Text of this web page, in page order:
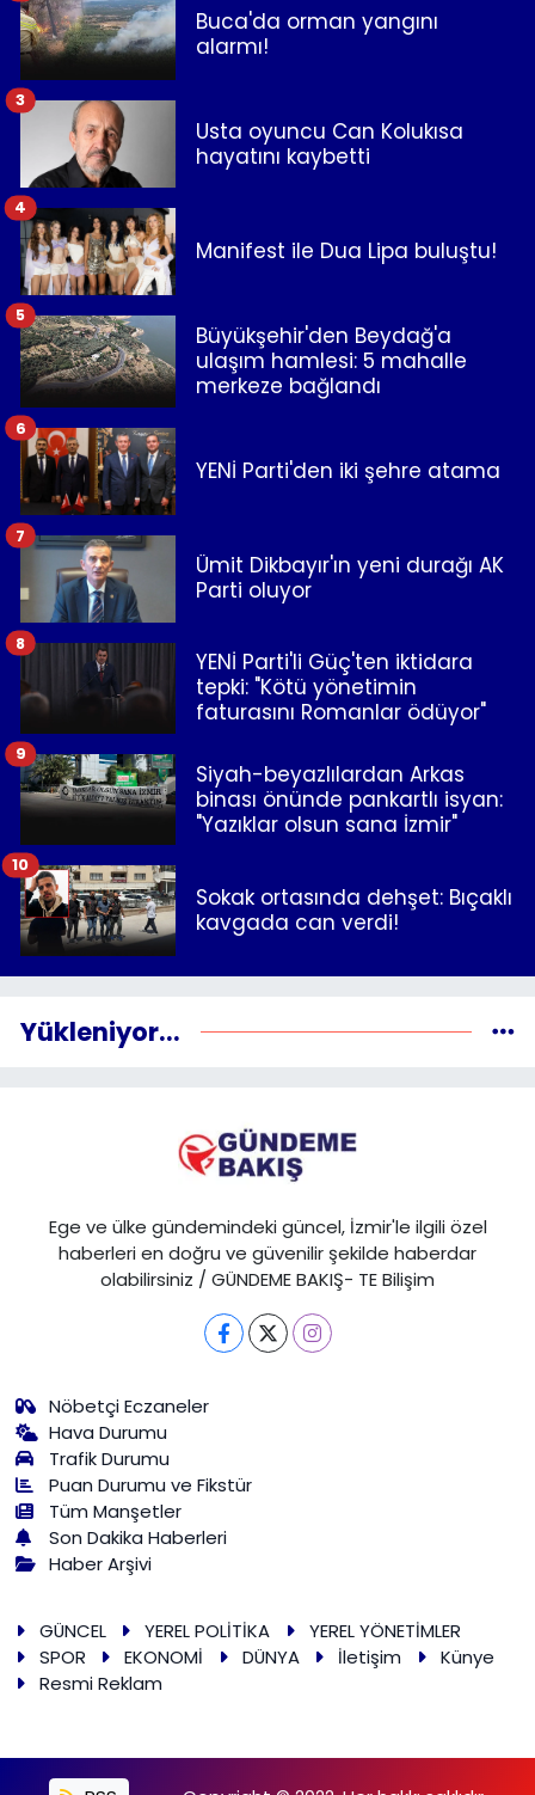
Buca'da orman yangını
alarmı!
Usta oyuncu Can Kolukısa
hayatını kaybetti
3
Manifest ile Dua Lipa buluştu!
4
Büyükşehir'den Beydağ'a
ulaşım hamlesi: 5 mahalle
merkeze bağlandı
5
YENİ Parti'den iki şehre atama
6
Ümit Dikbayır'ın yeni durağı AK
Parti oluyor
7
YENİ Parti'li Güç'ten iktidara
tepki: "Kötü yönetimin
faturasını Romanlar ödüyor"
8
Siyah-beyazlılardan Arkas
binası önünde pankartlı isyan:
"Yazıklar olsun sana İzmir"
9
Sokak ortasında dehşet: Bıçaklı
kavgada can verdi!
10
Yükleniyor...
Ege ve ülke gündemindeki güncel, İzmir'le ilgili özel
haberleri en doğru ve güvenilir şekilde haberdar
olabilirsiniz / GÜNDEME BAKIŞ- TE Bilişim
Nöbetçi Eczaneler
Hava Durumu
Trafik Durumu
Puan Durumu ve Fikstür
Tüm Manşetler
Son Dakika Haberleri
Haber Arşivi
GÜNCEL YEREL POLİTİKA
YEREL YÖNETİMLER
SPOR
EKONOMİ DÜNYA İletişim
Künye
Resmi Reklam